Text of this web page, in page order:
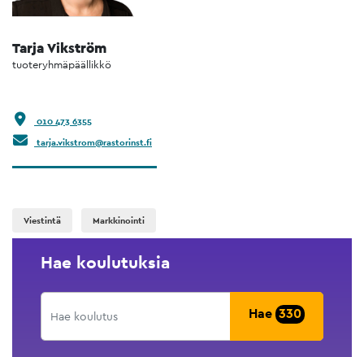
Tarja Vikström
tuoteryhmäpäällikkö
010 473 6355
tarja.vikstrom@rastorinst.fi
Viestintä Markkinointi
Hae koulutuksia
Hae 330